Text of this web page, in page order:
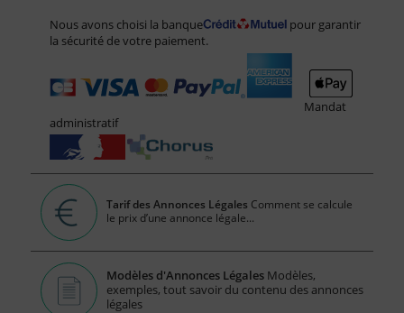
Nous avons choisi la banque
pour garantir
la sécurité de votre paiement.
Mandat
administratif
Tarif des Annonces Légales Comment se calcule
le prix d’une annonce légale...
Modèles d'Annonces Légales Modèles,
exemples, tout savoir du contenu des annonces
légales